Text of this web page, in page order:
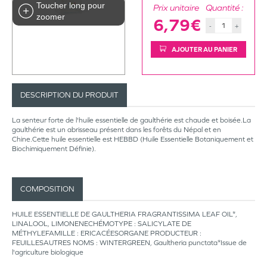
Toucher long pour
zoomer
Prix unitaire
6,79€
Quantité :
- +
AJOUTER AU PANIER
DESCRIPTION DU PRODUIT
La senteur forte de l'huile essentielle de gaulthérie est chaude et boisée.La
gaulthérie est un abrisseau présent dans les forêts du Népal et en
Chine.Cette huile essentielle est HEBBD (Huile Essentielle Botaniquement et
Biochimiquement Définie).
COMPOSITION
HUILE ESSENTIELLE DE GAULTHERIA FRAGRANTISSIMA LEAF OIL*,
LINALOOL, LIMONENECHÉMOTYPE : SALICYLATE DE
MÉTHYLEFAMILLE : ERICACÉESORGANE PRODUCTEUR :
FEUILLESAUTRES NOMS : WINTERGREEN, Gaultheria punctata*Issue de
l'agriculture biologique